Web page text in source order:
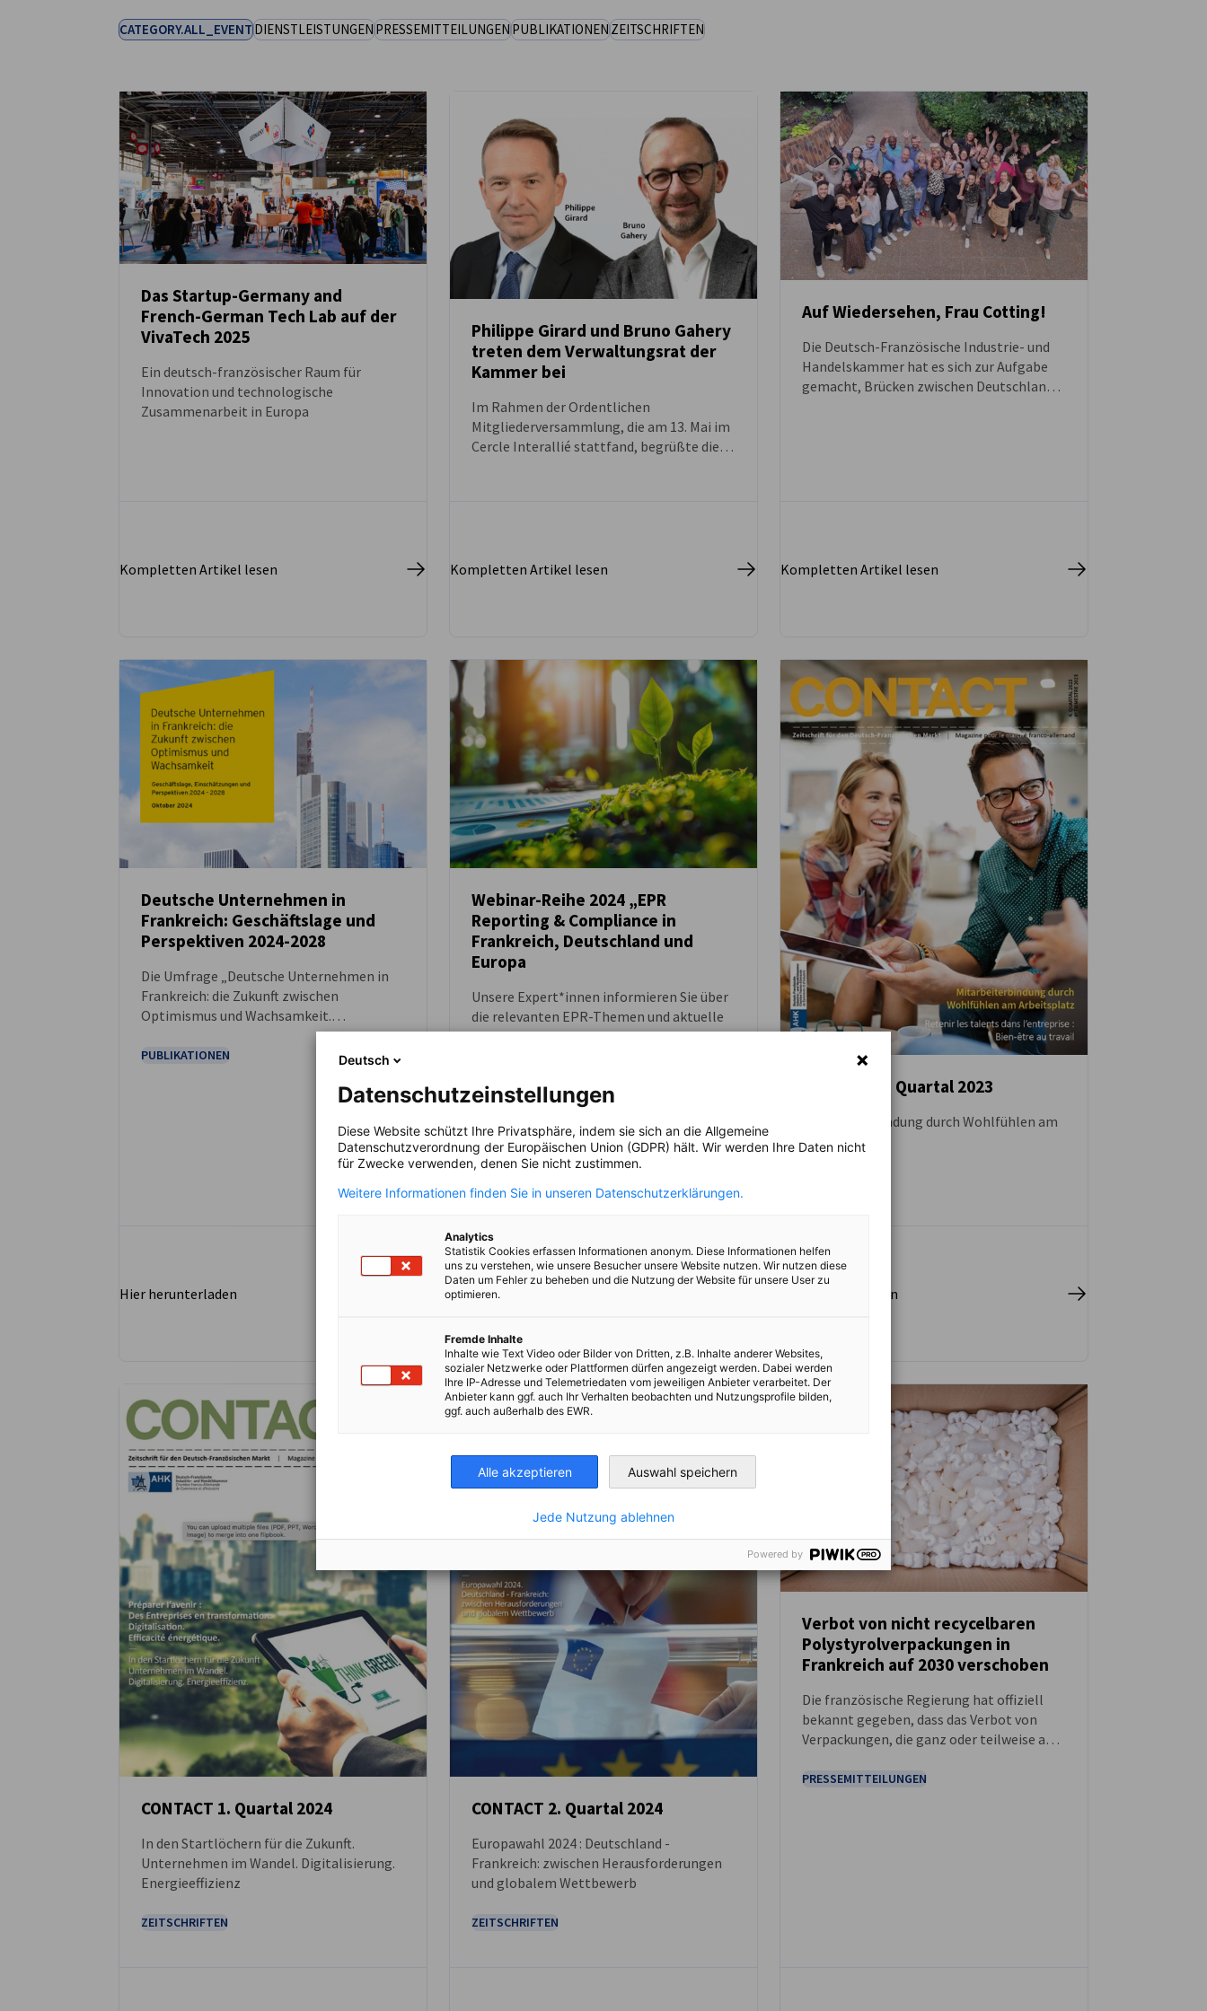
France
CATEGORY.ALL_EVENTDIENSTLEISTUNGENPRESSEMITTEILUNGENPUBLIKATIONENZEITSCHRIFTEN
NEUIGKEITEN
Das Startup-Germany and
French-German Tech Lab auf der
VivaTech 2025
Ein deutsch-französischer Raum für
Innovation und technologische
Zusammenarbeit in Europa
Kompletten Artikel lesen
NEUIGKEITEN
Philippe Girard und Bruno Gahery
treten dem Verwaltungsrat der
Kammer bei
Im Rahmen der Ordentlichen
Mitgliederversammlung, die am 13. Mai im
Cercle Interallié stattfand, begrüßte die
Kompletten Artikel lesen
NEUIGKEITEN
Auf Wiedersehen, Frau Cotting!
Die Deutsch-Französische Industrie- und
Handelskammer hat es sich zur Aufgabe
gemacht, Brücken zwischen Deutschland
Kompletten Artikel lesen
DOWNLOAD
Deutsche Unternehmen in
Frankreich: Geschäftslage und
Perspektiven 2024-2028
Die Umfrage „Deutsche Unternehmen in
Frankreich: die Zukunft zwischen
Optimismus und Wachsamkeit.
Geschäftslage, Einschätzungen und
Perspektiven 2024 - 2028“ wurde von der
PUBLIKATIONEN
Hier herunterladen
NEUIGKEITEN
Webinar-Reihe 2024 „EPR
Reporting & Compliance in
Frankreich, Deutschland und
Europa
Unsere Expert*innen informieren Sie über
die relevanten EPR-Themen und aktuelle
Tendenzen im Bereich Umweltcompliance
Auslandshandelskammern in Europa
zu den Regelungen in den jeweiligen
Ländern.
Kompletten Artikel lesen
CONTACT 4. Quartal 2023
Mitarbeiterbindung durch Wohlfühlen am
Arbeitsplatz
Hier herunterladen
DOWNLOAD
CONTACT 1. Quartal 2024
In den Startlöchern für die Zukunft.
Unternehmen im Wandel. Digitalisierung.
Energieeffizienz
ZEITSCHRIFTEN
DOWNLOAD
CONTACT 2. Quartal 2024
Europawahl 2024 : Deutschland -
Frankreich: zwischen Herausforderungen
und globalem Wettbewerb
ZEITSCHRIFTEN
NEUIGKEITEN
Verbot von nicht recycelbaren
Polystyrolverpackungen in
Frankreich auf 2030 verschoben
Die französische Regierung hat offiziell
bekannt gegeben, dass das Verbot von
Verpackungen, die ganz oder teilweise aus
bestehen, nicht recycelbar sind und nicht
PRESSEMITTEILUNGEN
Deutsch
Datenschutzeinstellungen
Diese Website schützt Ihre Privatsphäre, indem sie sich an die Allgemeine
Datenschutzverordnung der Europäischen Union (GDPR) hält. Wir werden Ihre Daten nicht
für Zwecke verwenden, denen Sie nicht zustimmen.
Weitere Informationen finden Sie in unseren Datenschutzerklärungen.
Analytics
Statistik Cookies erfassen Informationen anonym. Diese Informationen helfen
uns zu verstehen, wie unsere Besucher unsere Website nutzen. Wir nutzen diese
Daten um Fehler zu beheben und die Nutzung der Website für unsere User zu
optimieren.
Fremde Inhalte
Inhalte wie Text Video oder Bilder von Dritten, z.B. Inhalte anderer Websites,
sozialer Netzwerke oder Plattformen dürfen angezeigt werden. Dabei werden
Ihre IP-Adresse und Telemetriedaten vom jeweiligen Anbieter verarbeitet. Der
Anbieter kann ggf. auch Ihr Verhalten beobachten und Nutzungsprofile bilden,
ggf. auch außerhalb des EWR.
Alle akzeptieren Auswahl speichern
Jede Nutzung ablehnen
Powered by